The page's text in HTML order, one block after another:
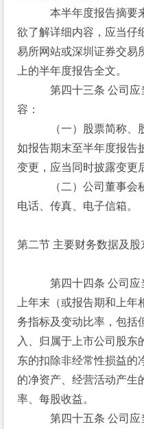
本半年度报告摘要来
欲了解详细内容，应当仔
易所网站或深圳证券交易
上的半年度报告全文。
第四十三条 公司应当
容：
（一）股票简称、股
如报告期末至半年度报告
变更，应当同时披露变更
（二）公司董事会秘
电话、传真、电子信箱。
第二节 主要财务数据及股
第四十四条 公司应当
上年末（或报告期和上
务指标及变动比率，包括
入、归属于上市公司股东
东的扣除非经常性损益的
的净资产、经营活动产生
率、每股收益。
第四十五条 公司应当